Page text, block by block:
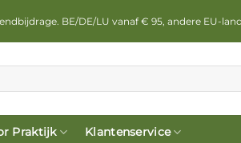
BE/DE/LU vanaf € 95, andere EU-
Praktijk Klantenservice